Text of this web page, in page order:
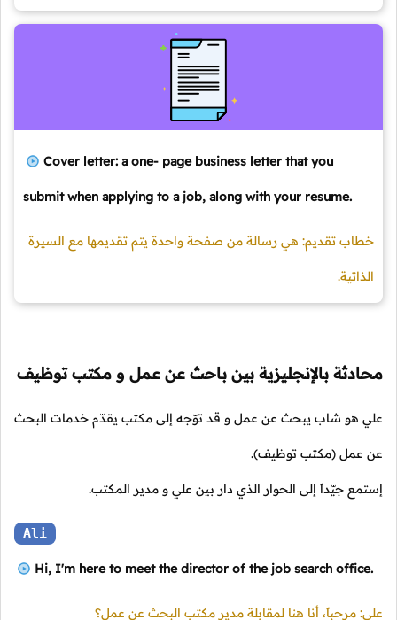
Cover letter: a one- page business letter that you
submit when applying to a job, along with your resume.
خطاب تقديم: هي رسالة من صفحة واحدة يتم تقديمها مع السيرة
الذاتية.
محادثة بالإنجليزية بين باحث عن عمل و مكتب توظيف
علي هو شاب يبحث عن عمل و قد توّجه إلى مكتب يقدّم خدمات البحث
عن عمل (مكتب توظيف).
إستمع جيّداً إلى الحوار الذي دار بين علي و مدير المكتب.
Ali
Hi, I'm here to meet the director of the job search office.
علي: مرحباً، أنا هنا لمقابلة مدير مكتب البحث عن عمل؟